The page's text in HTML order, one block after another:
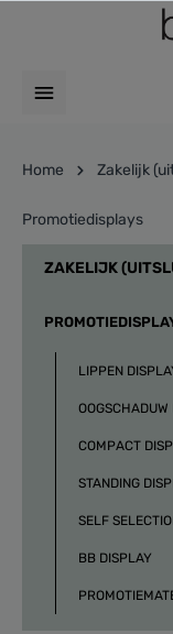
Home Zakelijk
Promotiedisplays
ZAKELIJK
LIPPEN
COMPACT
STANDING
SELF
BB DISPLAY